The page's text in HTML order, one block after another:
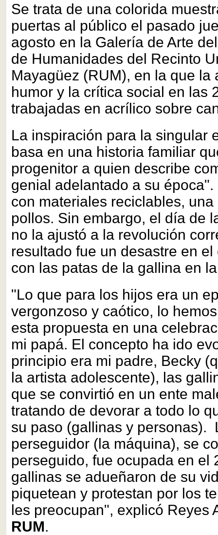
Se trata de una colorida
puertas al público el pasado
agosto en la Galería de Arte
de Humanidades del Recinto
Mayagüez (RUM), en la que la
humor y la crítica social en las
trabajadas en acrílico sobre
La inspiración para la singular
basa en una historia familiar
progenitor a quien describe
genial adelantado a su
con materiales reciclables,
pollos. Sin embargo, el día de
no la ajustó a la revolución
resultado fue un desastre en
con las patas de la gallina en
"Lo que para los hijos era un
vergonzoso y caótico, lo
esta propuesta en una
mi papá. El concepto ha ido
principio era mi padre, Becky
la artista adolescente), las
que se convirtió en un ente
tratando de devorar a todo lo
su paso (gallinas y personas).
perseguidor (la máquina), se
perseguido, fue ocupada en el
gallinas se adueñaron de su
piquetean y protestan por los
les preocupan", explicó Reyes
RUM.